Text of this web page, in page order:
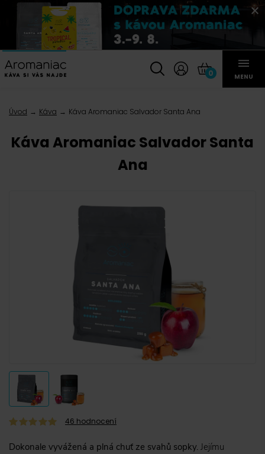
0 MENU
Úvod Káva Káva Aromaniac Salvador Santa Ana
Káva Aromaniac Salvador Santa
Ana
46 hodnocení
Dokonale vyvážená a plná chuť ze svahů sopky. Jejímu